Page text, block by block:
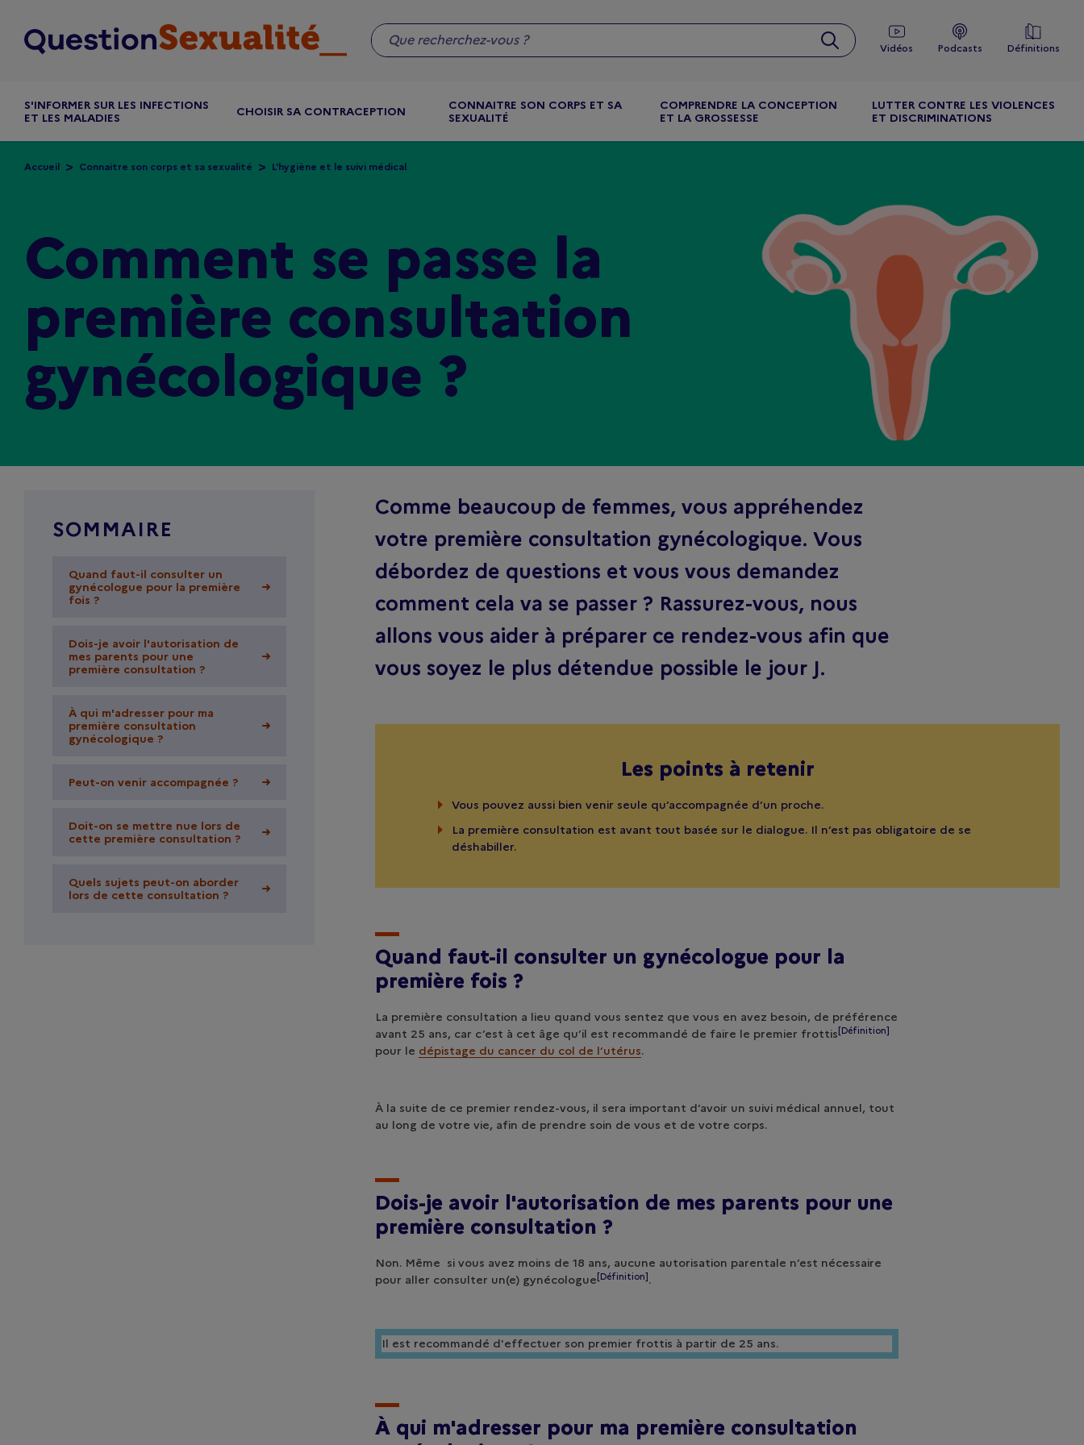
Vidéos Podcasts Définitions
S'INFORMER SUR LES INFECTIONS
ET LES MALADIES
CHOISIR SA CONTRACEPTION
CONNAITRE SON CORPS ET SA
SEXUALITÉ
COMPRENDRE LA CONCEPTION
ET LA GROSSESSE
LUTTER CONTRE LES VIOLENCES
ET DISCRIMINATIONS
Accueil Connaitre son corps et sa sexualité L'hygiène et le suivi médical
Comment se passe la
première consultation
gynécologique ?
SOMMAIRE
Quand faut-il consulter un
gynécologue pour la première
fois ?
Quand faut-il consulter un
gynécologue pour la première
fois ?
Dois-je avoir l'autorisation de
mes parents pour une
première consultation ?
Dois-je avoir l'autorisation de
mes parents pour une
première consultation ?
À qui m'adresser pour ma
première consultation
gynécologique ?
À qui m'adresser pour ma
première consultation
gynécologique ?
Peut-on venir accompagnée ?
Peut-on venir accompagnée ?
Doit-on se mettre nue lors de
cette première consultation ?
Doit-on se mettre nue lors de
cette première consultation ?
Quels sujets peut-on aborder
lors de cette consultation ?
Quels sujets peut-on aborder
lors de cette consultation ?
Comme beaucoup de femmes, vous appréhendez
votre première consultation gynécologique. Vous
débordez de questions et vous vous demandez
comment cela va se passer ? Rassurez-vous, nous
allons vous aider à préparer ce rendez-vous afin que
vous soyez le plus détendue possible le jour J.
Les points à retenir
Vous pouvez aussi bien venir seule qu’accompagnée d’un proche.
La première consultation est avant tout basée sur le dialogue. Il n’est pas obligatoire de se
déshabiller.
Quand faut-il consulter un gynécologue pour la
première fois ?
La première consultation a lieu quand vous sentez que vous en avez besoin, de préférence
avant 25 ans, car c’est à cet âge qu’il est recommandé de faire le premier frottis [Définition]
pour le dépistage du cancer du col de l’utérus.
À la suite de ce premier rendez-vous, il sera important d’avoir un suivi médical annuel, tout
au long de votre vie, afin de prendre soin de vous et de votre corps.
Dois-je avoir l'autorisation de mes parents pour une
première consultation ?
Non. Même si vous avez moins de 18 ans, aucune autorisation parentale n’est nécessaire
pour aller consulter un(e) gynécologue [Définition] .
Il est recommandé d'effectuer son premier frottis à partir de 25 ans.
À qui m'adresser pour ma première consultation